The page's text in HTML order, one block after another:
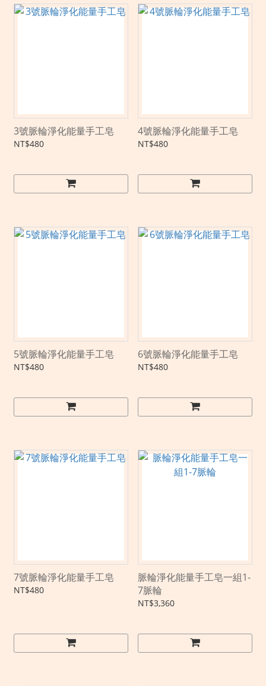
3號脈輪淨化能量手工皂
NT$480
4號脈輪淨化能量手工皂
NT$480
5號脈輪淨化能量手工皂
NT$480
6號脈輪淨化能量手工皂
NT$480
7號脈輪淨化能量手工皂
NT$480
脈輪淨化能量手工皂一組1-
7脈輪
NT$3,360